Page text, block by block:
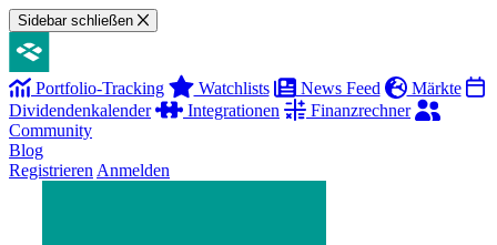
Sidebar schließen
Portfolio-Tracking Watchlists News Feed
Märkte
Dividendenkalender
Integrationen
Finanzrechner
Community
Blog
Registrieren Anmelden